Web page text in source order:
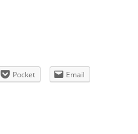
Pocket Email